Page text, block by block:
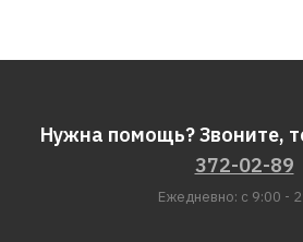
Нужна помощь? Звоните,
372-02-89
Ежедневно: с 9:00 -